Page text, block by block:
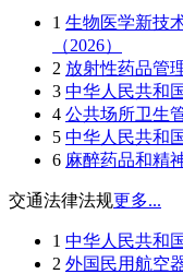
1 生物医学新技
（2026）
2 放射性药品管
3 中华人民共和
4 公共场所卫生
5 中华人民共和
6 麻醉药品和精
交通法律法规更多...
1 中华人民共和
2 外国民用航空